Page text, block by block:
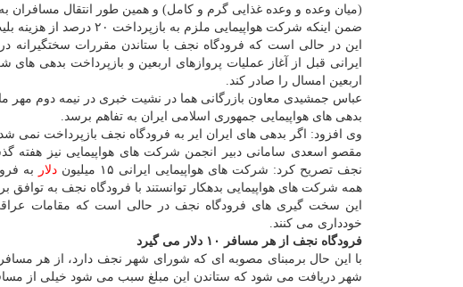
(میان وعده و وعده غذایی گرم و كامل) و همین طور انتقال مسافران
ضمن اینكه شركت هواپیمایی ملزم به بازپرداخت ۲۰ درصد از هزینه بلیت به مسافران خواهد بود.
این در حالی است كه فرودگاه نجف با ستاندن مقررات سختگیرانه در
ایرانی قبل از آغاز عملیات پروازهای اربعین و بازپرداخت بدهی
اربعین امسال را صادر كند.
عباس جمشیدی معاون بازرگانی هما در نشیت خبری در نیمه دوم مهر
بدهی های هواپیمایی جمهوری اسلامی ایران به تفاهم برسد.
وی افزود: اگر بدهی های ایران ایر به فرودگاه نجف بازپرداخت نمی
مقصو اسعدی سامانی دبیر انجمن شركت های هواپیمایی نیز هفته
نجف تصریح كرد: شركت های هواپیمایی ایرانی ۱۵ میلیون
دلار
به
همه شركت های هواپیمایی بدهكار توانستند با فرودگاه نجف به توافق
این سخت گیری های فرودگاه نجف در حالی است كه مقامات
خودداری می كنند.
فرودگاه نجف از هر مسافر ۱۰ دلار می گیرد
شهر دریافت می شود كه ستاندن این مبلغ سبب می شود خیلی از